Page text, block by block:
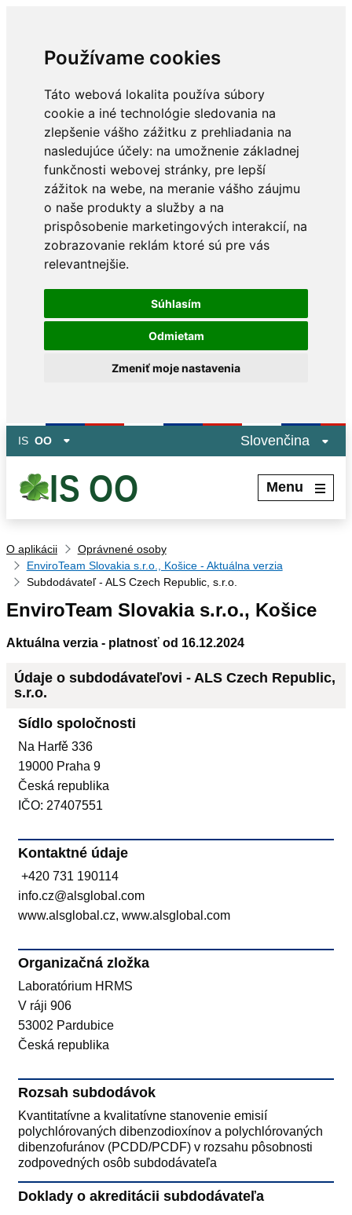
Používame cookies
Táto webová lokalita používa súbory
cookie a iné technológie sledovania na
zlepšenie vášho zážitku z prehliadania na
nasledujúce účely: na umožnenie základnej
funkčnosti webovej stránky, pre lepší
zážitok na webe, na meranie vášho záujmu
o naše produkty a služby a na
prispôsobenie marketingových interakcií, na
zobrazovanie reklám ktoré sú pre vás
relevantnejšie.
Súhlasím
Odmietam
Zmeniť moje nastavenia
Preskočiť na hlavný obsah
IS OO Slovenčina
Menu
O aplikácii
Oprávnené osoby
EnviroTeam Slovakia s.r.o., Košice - Aktuálna verzia
Subdodávateľ - ALS Czech Republic, s.r.o.
EnviroTeam Slovakia s.r.o., Košice
Aktuálna verzia - platnosť od 16.12.2024
Údaje o subdodávateľovi - ALS Czech Republic,
s.r.o.
Sídlo spoločnosti
Na Harfě 336
19000 Praha 9
Česká republika
IČO: 27407551
Kontaktné údaje
+420 731 190114
info.cz@alsglobal.com
www.alsglobal.cz, www.alsglobal.com
Organizačná zložka
Laboratórium HRMS
V ráji 906
53002 Pardubice
Česká republika
Rozsah subdodávok
Kvantitatívne a kvalitatívne stanovenie emisií
polychlórovaných dibenzodioxínov a polychlórovaných
dibenzofuránov (PCDD/PCDF) v rozsahu pôsobnosti
zodpovedných osôb subdodávateľa
Doklady o akreditácii subdodávateľa